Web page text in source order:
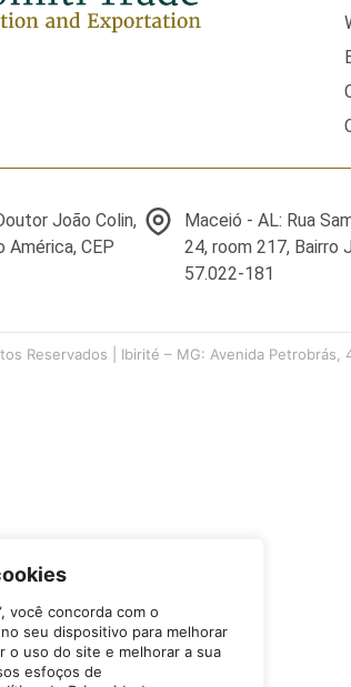
você concorda com o
seu dispositivo para melhorar
o uso do site e melhorar a sua
esfoços de
João Colin,
América, CEP
Maceió - AL: Rua
24, room 217, Bairro
57.022-181
Reservados | Ibirité – MG: Avenida